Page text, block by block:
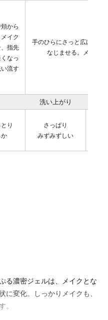
から
イク
指先
なっ
流す
手のひらにさっと広げ、肌
なじませる。 メイク
洗い上がり
り
さっぱり
みずみずしい
る濃密ジェルは、メイクとな
に変化。しっかりメイクも、
。